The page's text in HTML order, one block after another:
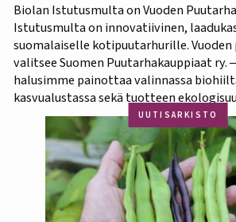
Biolan Istutusmulta on Vuoden
Istutusmulta on innovatiivinen,
suomalaiselle kotipuutarhurille.
valitsee Suomen Puutarhakauppiaat ry.
halusimme painottaa valinnassa
kasvualustassa sekä tuotteen
vaikuttivat myös luonnonmukaisuus ja
Finaaliin päätyneet tuotteet olivat
Kilpailu oli tasainen, mutta Biolan
ehdottomasti helpoimmin…
UUTISARKISTO